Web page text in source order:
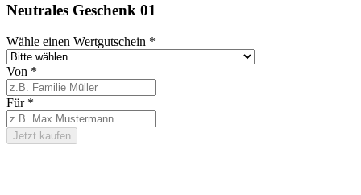
Neutrales Geschenk 01
Wähle einen Wertgutschein *
Von *
Für *
Jetzt kaufen